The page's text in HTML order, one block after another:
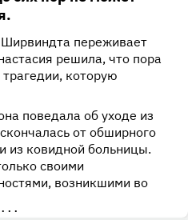
переживает
решила, что пора
которую
поведала об уходе из
от обширного
из ковидной больницы.
своими
возникшими во
•••